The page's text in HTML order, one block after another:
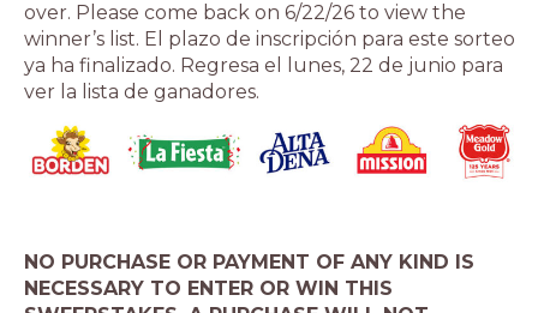
over. Please come back on 6/22/26 to view the
winner’s list. El plazo de inscripción para este sorteo
ya ha finalizado. Regresa el lunes, 22 de junio para
ver la lista de ganadores.
NO PURCHASE OR PAYMENT OF ANY KIND IS
NECESSARY TO ENTER OR WIN THIS